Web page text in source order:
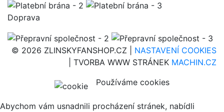
Doprava
© 2026 ZLINSKYFANSHOP.CZ | NASTAVENÍ COOKIES
| TVORBA WWW STRÁNEK MACHIN.CZ
Používáme cookies
Abychom vám usnadnili procházení stránek, nabídli